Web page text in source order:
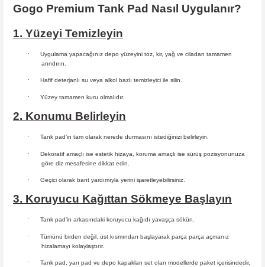
Gogo Premium Tank Pad Nasıl Uygulanır?
1. Yüzeyi Temizleyin
·
Uygulama yapacağınız depo yüzeyini toz, kir, yağ ve ciladan tamamen
arındırın.
· Hafif deterjanlı su veya alkol bazlı temizleyici ile silin.
· Yüzey tamamen kuru olmalıdır.
2. Konumu Belirleyin
· Tank pad’in tam olarak nerede durmasını istediğinizi belirleyin.
· Dekoratif amaçlı ise estetik hizaya, koruma amaçlı ise sürüş pozisyonunuza
göre diz mesafesine dikkat edin.
· Geçici olarak bant yardımıyla yerini işaretleyebilirsiniz.
3. Koruyucu Kağıttan Sökmeye Başlayın
· Tank pad’in arkasındaki koruyucu kağıdı yavaşça sökün.
·
Tümünü birden değil, üst kısmından başlayarak parça parça açmanız
hizalamayı kolaylaştırır.
·
Tank pad, yan pad ve depo kapakları set olan modellerde paket içerisindedir,